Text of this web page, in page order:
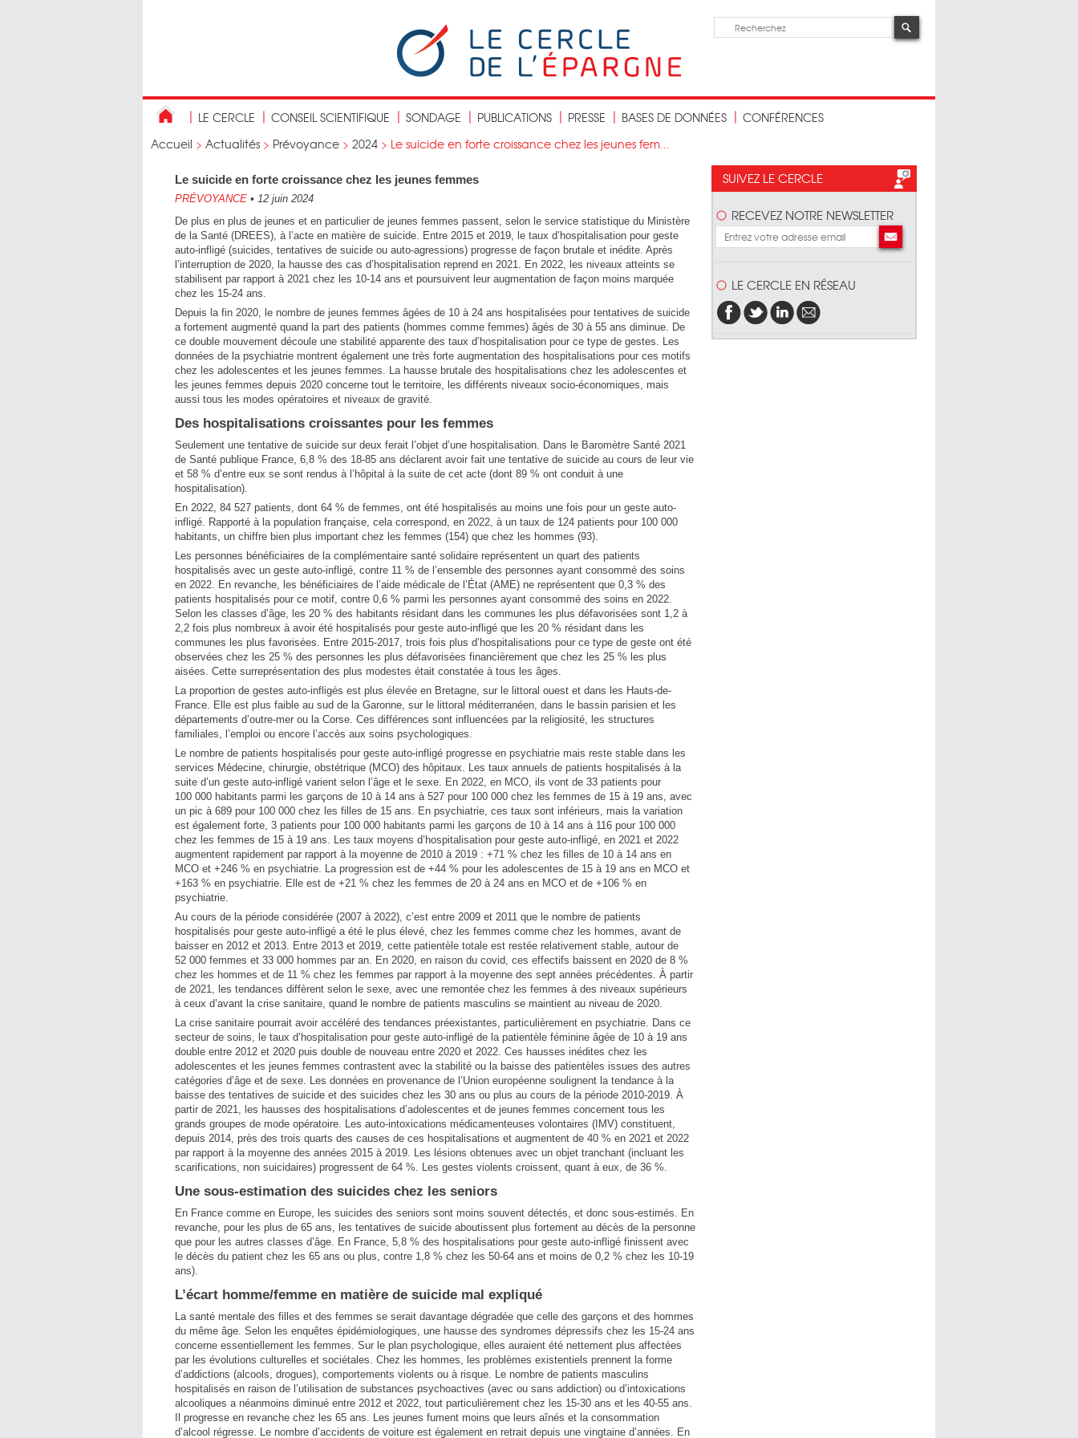
LE CERCLE CONSEIL SCIENTIFIQUE SONDAGE PUBLICATIONS PRESSE BASES DE DONNÉES
CONFÉRENCES
Accueil > Actualités > Prévoyance > 2024 > Le suicide en forte croissance chez les jeunes fem...
Le suicide en forte croissance chez les jeunes femmes
PRÉVOYANCE • 12 juin 2024
De plus en plus de jeunes et en particulier de jeunes femmes passent, selon le service statistique du Ministère
de la Santé (DREES), à l’acte en matière de suicide. Entre 2015 et 2019, le taux d’hospitalisation pour geste
auto-infligé (suicides, tentatives de suicide ou auto-agressions) progresse de façon brutale et inédite. Après
l’interruption de 2020, la hausse des cas d’hospitalisation reprend en 2021. En 2022, les niveaux atteints se
stabilisent par rapport à 2021 chez les 10-14 ans et poursuivent leur augmentation de façon moins marquée
chez les 15-24 ans.
Depuis la fin 2020, le nombre de jeunes femmes âgées de 10 à 24 ans hospitalisées pour tentatives de suicide
a fortement augmenté quand la part des patients (hommes comme femmes) âgés de 30 à 55 ans diminue. De
ce double mouvement découle une stabilité apparente des taux d’hospitalisation pour ce type de gestes. Les
données de la psychiatrie montrent également une très forte augmentation des hospitalisations pour ces motifs
chez les adolescentes et les jeunes femmes. La hausse brutale des hospitalisations chez les adolescentes et
les jeunes femmes depuis 2020 concerne tout le territoire, les différents niveaux socio-économiques, mais
aussi tous les modes opératoires et niveaux de gravité.
Des hospitalisations croissantes pour les femmes
Seulement une tentative de suicide sur deux ferait l’objet d’une hospitalisation. Dans le Baromètre Santé 2021
de Santé publique France, 6,8 % des 18-85 ans déclarent avoir fait une tentative de suicide au cours de leur vie
et 58 % d’entre eux se sont rendus à l’hôpital à la suite de cet acte (dont 89 % ont conduit à une
hospitalisation).
En 2022, 84 527 patients, dont 64 % de femmes, ont été hospitalisés au moins une fois pour un geste auto-
infligé. Rapporté à la population française, cela correspond, en 2022, à un taux de 124 patients pour 100 000
habitants, un chiffre bien plus important chez les femmes (154) que chez les hommes (93).
Les personnes bénéficiaires de la complémentaire santé solidaire représentent un quart des patients
hospitalisés avec un geste auto-infligé, contre 11 % de l’ensemble des personnes ayant consommé des soins
en 2022. En revanche, les bénéficiaires de l’aide médicale de l’État (AME) ne représentent que 0,3 % des
patients hospitalisés pour ce motif, contre 0,6 % parmi les personnes ayant consommé des soins en 2022.
Selon les classes d’âge, les 20 % des habitants résidant dans les communes les plus défavorisées sont 1,2 à
2,2 fois plus nombreux à avoir été hospitalisés pour geste auto-infligé que les 20 % résidant dans les
communes les plus favorisées. Entre 2015-2017, trois fois plus d’hospitalisations pour ce type de geste ont été
observées chez les 25 % des personnes les plus défavorisées financièrement que chez les 25 % les plus
aisées. Cette surreprésentation des plus modestes était constatée à tous les âges.
La proportion de gestes auto-infligés est plus élevée en Bretagne, sur le littoral ouest et dans les Hauts-de-
France. Elle est plus faible au sud de la Garonne, sur le littoral méditerranéen, dans le bassin parisien et les
départements d’outre-mer ou la Corse. Ces différences sont influencées par la religiosité, les structures
familiales, l’emploi ou encore l’accès aux soins psychologiques.
Le nombre de patients hospitalisés pour geste auto-infligé progresse en psychiatrie mais reste stable dans les
services Médecine, chirurgie, obstétrique (MCO) des hôpitaux. Les taux annuels de patients hospitalisés à la
suite d’un geste auto-infligé varient selon l’âge et le sexe. En 2022, en MCO, ils vont de 33 patients pour
100 000 habitants parmi les garçons de 10 à 14 ans à 527 pour 100 000 chez les femmes de 15 à 19 ans, avec
un pic à 689 pour 100 000 chez les filles de 15 ans. En psychiatrie, ces taux sont inférieurs, mais la variation
est également forte, 3 patients pour 100 000 habitants parmi les garçons de 10 à 14 ans à 116 pour 100 000
chez les femmes de 15 à 19 ans. Les taux moyens d’hospitalisation pour geste auto-infligé, en 2021 et 2022
augmentent rapidement par rapport à la moyenne de 2010 à 2019 : +71 % chez les filles de 10 à 14 ans en
MCO et +246 % en psychiatrie. La progression est de +44 % pour les adolescentes de 15 à 19 ans en MCO et
+163 % en psychiatrie. Elle est de +21 % chez les femmes de 20 à 24 ans en MCO et de +106 % en
psychiatrie.
Au cours de la période considérée (2007 à 2022), c’est entre 2009 et 2011 que le nombre de patients
hospitalisés pour geste auto-infligé a été le plus élevé, chez les femmes comme chez les hommes, avant de
baisser en 2012 et 2013. Entre 2013 et 2019, cette patientèle totale est restée relativement stable, autour de
52 000 femmes et 33 000 hommes par an. En 2020, en raison du covid, ces effectifs baissent en 2020 de 8 %
chez les hommes et de 11 % chez les femmes par rapport à la moyenne des sept années précédentes. À partir
de 2021, les tendances diffèrent selon le sexe, avec une remontée chez les femmes à des niveaux supérieurs
à ceux d’avant la crise sanitaire, quand le nombre de patients masculins se maintient au niveau de 2020.
La crise sanitaire pourrait avoir accéléré des tendances préexistantes, particulièrement en psychiatrie. Dans ce
secteur de soins, le taux d’hospitalisation pour geste auto-infligé de la patientèle féminine âgée de 10 à 19 ans
double entre 2012 et 2020 puis double de nouveau entre 2020 et 2022. Ces hausses inédites chez les
adolescentes et les jeunes femmes contrastent avec la stabilité ou la baisse des patientèles issues des autres
catégories d’âge et de sexe. Les données en provenance de l’Union européenne soulignent la tendance à la
baisse des tentatives de suicide et des suicides chez les 30 ans ou plus au cours de la période 2010-2019. À
partir de 2021, les hausses des hospitalisations d’adolescentes et de jeunes femmes concernent tous les
grands groupes de mode opératoire. Les auto-intoxications médicamenteuses volontaires (IMV) constituent,
depuis 2014, près des trois quarts des causes de ces hospitalisations et augmentent de 40 % en 2021 et 2022
par rapport à la moyenne des années 2015 à 2019. Les lésions obtenues avec un objet tranchant (incluant les
scarifications, non suicidaires) progressent de 64 %. Les gestes violents croissent, quant à eux, de 36 %.
Une sous-estimation des suicides chez les seniors
En France comme en Europe, les suicides des seniors sont moins souvent détectés, et donc sous-estimés. En
revanche, pour les plus de 65 ans, les tentatives de suicide aboutissent plus fortement au décès de la personne
que pour les autres classes d’âge. En France, 5,8 % des hospitalisations pour geste auto-infligé finissent avec
le décès du patient chez les 65 ans ou plus, contre 1,8 % chez les 50-64 ans et moins de 0,2 % chez les 10-19
ans).
L’écart homme/femme en matière de suicide mal expliqué
La santé mentale des filles et des femmes se serait davantage dégradée que celle des garçons et des hommes
du même âge. Selon les enquêtes épidémiologiques, une hausse des syndromes dépressifs chez les 15-24 ans
concerne essentiellement les femmes. Sur le plan psychologique, elles auraient été nettement plus affectées
par les évolutions culturelles et sociétales. Chez les hommes, les problèmes existentiels prennent la forme
d’addictions (alcools, drogues), comportements violents ou à risque. Le nombre de patients masculins
hospitalisés en raison de l’utilisation de substances psychoactives (avec ou sans addiction) ou d’intoxications
alcooliques a néanmoins diminué entre 2012 et 2022, tout particulièrement chez les 15-30 ans et les 40-55 ans.
Il progresse en revanche chez les 65 ans. Les jeunes fument moins que leurs aînés et la consommation
d’alcool régresse. Le nombre d’accidents de voiture est également en retrait depuis une vingtaine d’années. En
SUIVEZ LE CERCLE
RECEVEZ NOTRE NEWSLETTER
LE CERCLE EN RÉSEAU